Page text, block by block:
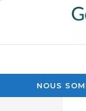
NOUS